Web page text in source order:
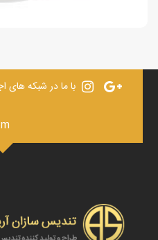
با ما در شبکه های